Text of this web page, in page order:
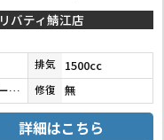
リバティ鯖江店
排気 1500cc
アラバスターシルバーメタリック 修復 無
詳細はこちら